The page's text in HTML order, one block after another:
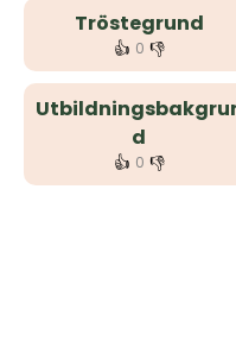
Tröstegrund
👍 0 👎
d
👍 0 👎